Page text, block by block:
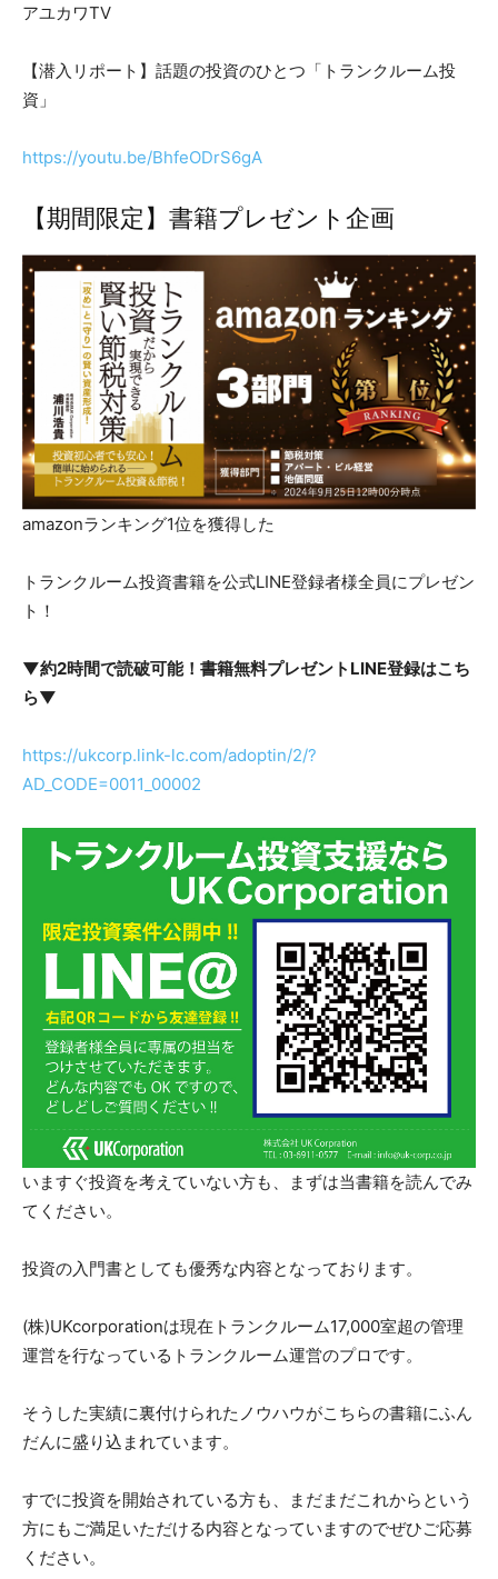
アユカワTV
【潜入リポート】話題の投資のひとつ「トランクルーム投
資」
https://youtu.be/BhfeODrS6gA
【期間限定】書籍プレゼント企画
amazonランキング1位を獲得した
トランクルーム投資書籍を公式LINE登録者様全員にプレゼン
ト！
▼約2時間で読破可能！書籍無料プレゼントLINE登録はこち
ら▼
https://ukcorp.link-lc.com/adoptin/2/?
AD_CODE=0011_00002
いますぐ投資を考えていない方も、まずは当書籍を読んでみ
てください。
投資の入門書としても優秀な内容となっております。
(株)UKcorporationは現在トランクルーム17,000室超の管理
運営を行なっているトランクルーム運営のプロです。
そうした実績に裏付けられたノウハウがこちらの書籍にふん
だんに盛り込まれています。
すでに投資を開始されている方も、まだまだこれからという
方にもご満足いただける内容となっていますのでぜひご応募
ください。